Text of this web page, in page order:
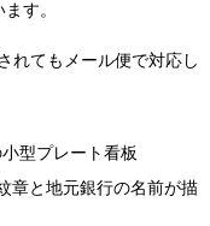
す。
れてもメール便で対応し
型プレート看板
章と地元銀行の名前が描